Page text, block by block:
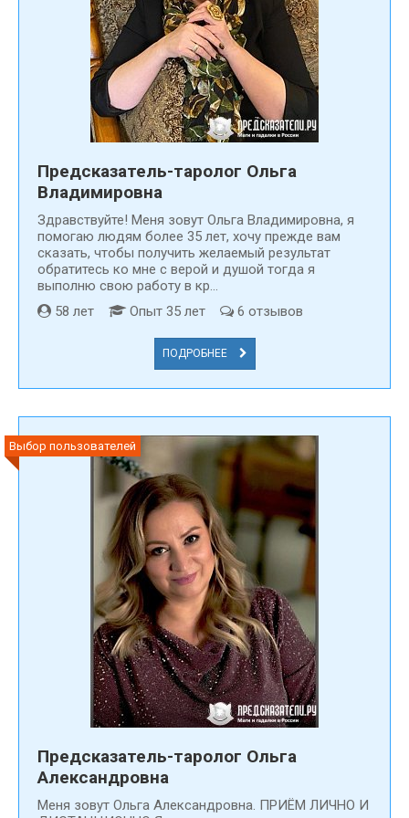
ключе и сделать так, чтобы жизнь протекала по
выгодному именно вам руслу.
Погадать на картах Таро можно онлайн или при личной
найти гадалку в городе Сергиев Посад
практикующую карточные гадания легко на сайте
Предсказатели.ру. Удобный поиск и большой выбор
специалистов разной направленности, опыта и
одарённости, позволит вам подобрать магического
эксперта в зависимости от ваших личных предпочтений:
того, с кем вам будет просто общаться и приятно
проводить ритуалы любой сложности.
Предсказатель-таролог Ольга
Владимировна
Здравствуйте! Меня зовут Ольга Владимировна, я
помогаю людям более 35 лет, хочу прежде вам
сказать, чтобы получить желаемый результат
обратитесь ко мне с верой и душой тогда я
выполню свою работу в кр...
58 лет
Опыт 35 лет 6 отзывов
ПОДРОБНЕЕ
Выбор пользователей
Предсказатель-таролог Ольга
Александровна
Меня зовут Ольга Александровна. ПРИЁМ ЛИЧНО И